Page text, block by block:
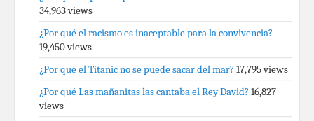
34,963 views
¿Por qué el racismo es inaceptable para la convivencia?
19,450 views
¿Por qué el Titanic no se puede sacar del mar? 17,795 views
¿Por qué Las mañanitas las cantaba el Rey David? 16,827
views